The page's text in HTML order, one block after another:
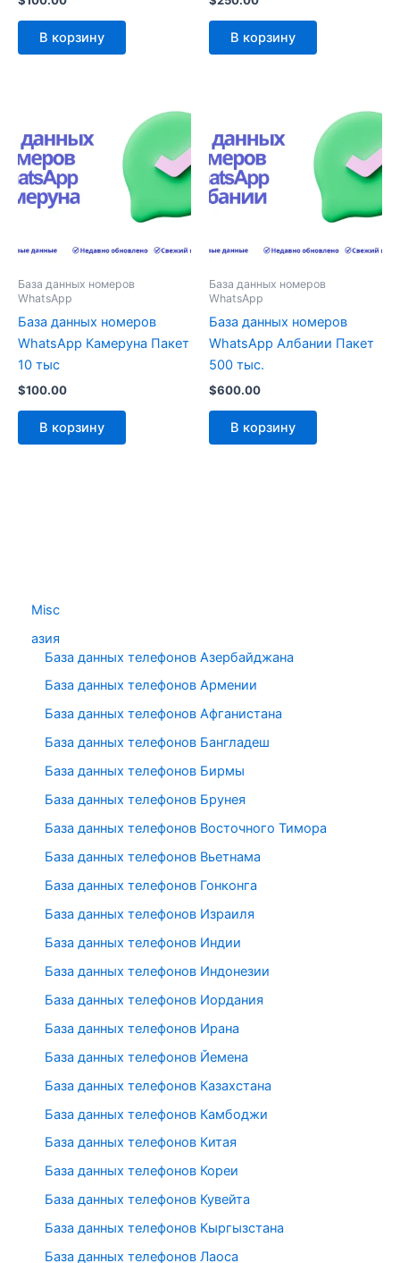
Misc
азия
База данных телефонов Азербайджана
База данных телефонов Армении
База данных телефонов Афганистана
База данных телефонов Бангладеш
База данных телефонов Бирмы
База данных телефонов Брунея
База данных телефонов Восточного Тимора
База данных телефонов Вьетнама
База данных телефонов Гонконга
База данных телефонов Израиля
База данных телефонов Индии
База данных телефонов Индонезии
База данных телефонов Иордания
База данных телефонов Ирана
База данных телефонов Йемена
База данных телефонов Казахстана
База данных телефонов Камбоджи
База данных телефонов Китая
База данных телефонов Кореи
База данных телефонов Кувейта
База данных телефонов Кыргызстана
База данных телефонов Лаоса
В корзину В корзину
База данных номеров
WhatsApp
База данных номеров
WhatsApp Камеруна Пакет
10 тыс
$100.00
В корзину
База данных номеров
WhatsApp
База данных номеров
WhatsApp Албании Пакет
500 тыс.
$600.00
В корзину